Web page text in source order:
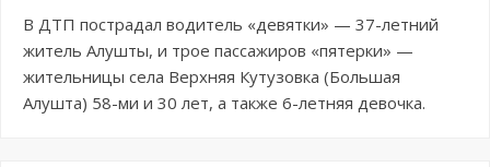
В ДТП пострадал водитель «девятки» — 37-летний
житель Алушты, и трое пассажиров «пятерки» —
жительницы села Верхняя Кутузовка (Большая
Алушта) 58-ми и 30 лет, а также 6-летняя девочка.